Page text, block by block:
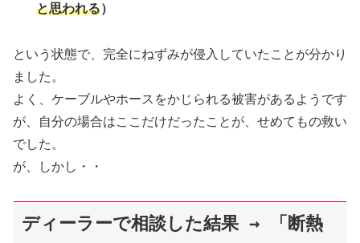
と思われる）
という状態で、完全にねずみが侵入していたことが分かり
ました。
よく、ケーブルやホースをかじられる被害があるようです
が、自分の場合はここだけだったことが、せめてもの救い
でした。
が、しかし・・
ディーラーで相談した結果 → 「断熱